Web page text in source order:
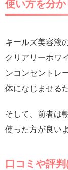
使い方を分か
キールズ美容液
クリアリーホワ
ンコンセントレ
体になじませる
そして、前者は
使った方が良い
口コミや評判